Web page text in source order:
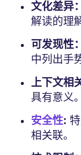
文化差异：
解读的理
可发现性：
中列出手
上下文相
具有意义。
安全性:
相关联。